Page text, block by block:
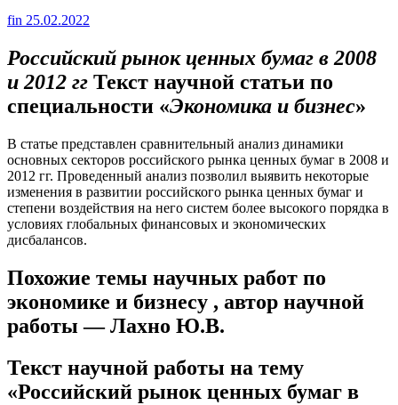
fin 25.02.2022
Российский рынок ценных бумаг в 2008
и 2012 гг Текст научной статьи по
специальности «Экономика и бизнес»
В статье представлен сравнительный анализ динамики
основных секторов российского рынка ценных бумаг в 2008 и
2012 гг. Проведенный анализ позволил выявить некоторые
изменения в развитии российского рынка ценных бумаг и
степени воздействия на него систем более высокого порядка в
условиях глобальных финансовых и экономических
дисбалансов.
Похожие темы научных работ по
экономике и бизнесу , автор научной
работы — Лахно Ю.В.
Текст научной работы на тему
«Российский рынок ценных бумаг в